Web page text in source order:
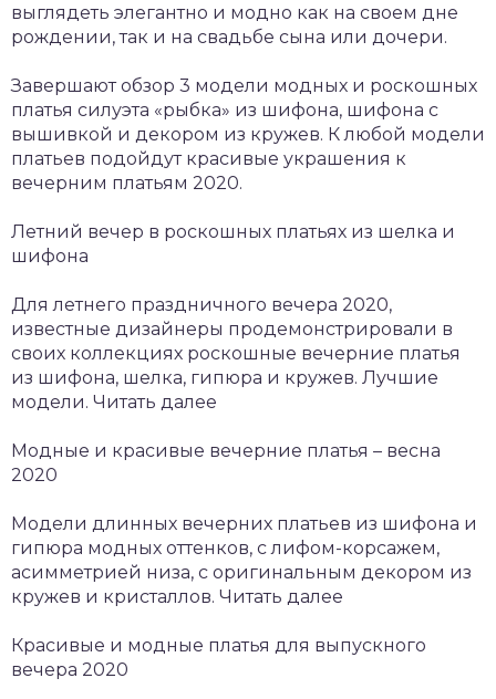
выглядеть элегантно и модно как на своем дне
рождении, так и на свадьбе сына или дочери.
Завершают обзор 3 модели модных и роскошных
платья силуэта «рыбка» из шифона, шифона с
вышивкой и декором из кружев. К любой модели
платьев подойдут красивые украшения к
вечерним платьям 2020.
Летний вечер в роскошных платьях из шелка и
шифона
Для летнего праздничного вечера 2020,
известные дизайнеры продемонстрировали в
своих коллекциях роскошные вечерние платья
из шифона, шелка, гипюра и кружев. Лучшие
модели. Читать далее
Модные и красивые вечерние платья – весна
2020
Модели длинных вечерних платьев из шифона и
гипюра модных оттенков, с лифом-корсажем,
асимметрией низа, с оригинальным декором из
кружев и кристаллов. Читать далее
Красивые и модные платья для выпускного
вечера 2020